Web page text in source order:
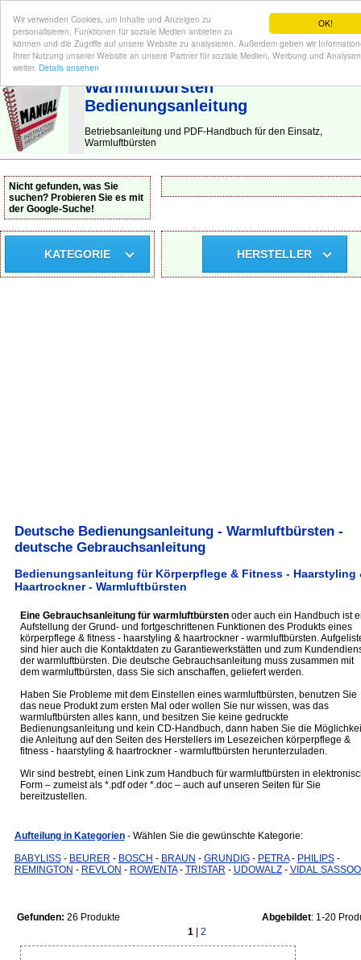
OK!
Wir verwenden Cookies, um Inhalte und Anzeigen zu
personalisieren, Funktionen für soziale Medien anbieten zu
können und die Zugriffe auf unsere Website zu analysieren. Außerdem geben wir
Ihrer Nutzung unserer Website an unsere Partner für soziale Medien, Werbung und Analysen
weiter. Details ansehen
BEDIENUNGSANLEITUNG | Hier finden Sie die deutsche Anleitung!
Warmluftbürsten
Bedienungsanleitung
Betriebsanleitung und PDF-Handbuch für den Einsatz,
Warmluftbürsten
Nicht gefunden, was Sie
suchen? Probieren Sie es mit
der Google-Suche!
KATEGORIE HERSTELLER
Deutsche Bedienungsanleitung - Warmluftbürsten -
deutsche Gebrauchsanleitung
Bedienungsanleitung für Körperpflege & Fitness - Haarstyling
Haartrockner - Warmluftbürsten
Eine Gebrauchsanleitung für warmluftbürstenoder auch ein Handbuch ist
Aufstellung der Grund- und fortgeschrittenen Funktionen des Produkts eines
körperpflege & fitness - haarstyling & haartrockner - warmluftbürsten.
sind hier auch die Kontaktdaten zu Garantiewerkstätten und zum
der warmluftbürsten. Die deutsche Gebrauchsanleitung muss zusammen mit
dem warmluftbürsten, dass Sie sich anschaffen, geliefert werden.
Haben Sie Probleme mit dem Einstellen eines warmluftbürsten, benutzen Sie
das neue Produkt zum ersten Mal oder wollen Sie nur wissen, was das
warmluftbürsten alles kann, und besitzen Sie keine gedruckte
Bedienungsanleitung und kein CD-Handbuch, dann haben Sie die
die Anleitung auf den Seiten des Herstellers im Lesezeichen körperpflege &
fitness - haarstyling & haartrockner - warmluftbürsten herunterzuladen.
Wir sind bestrebt, einen Link zum Handbuch für warmluftbürsten in
Form – zumeist als *.pdf oder *.doc – auch auf unseren Seiten für Sie
bereitzustellen.
Aufteilung in Kategorien - Wählen Sie die gewünschte Kategorie:
BABYLISS- BEURER - BOSCH - BRAUN - GRUNDIG- PETRA- PHILIPS-
REMINGTON - REVLON - ROWENTA- TRISTAR - UDOWALZ- VIDAL
Gefunden: 26 Produkte Abgebildet: 1-20
1
2